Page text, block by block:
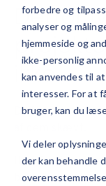
forbedre og
analyser og
hjemmeside og
ikke-personlig
kan anvendes til
interesser. For at
bruger, kan du
Vi deler
der kan behandle
Derfor
ikke
De fleste
Ikke fordi
beslutningerne